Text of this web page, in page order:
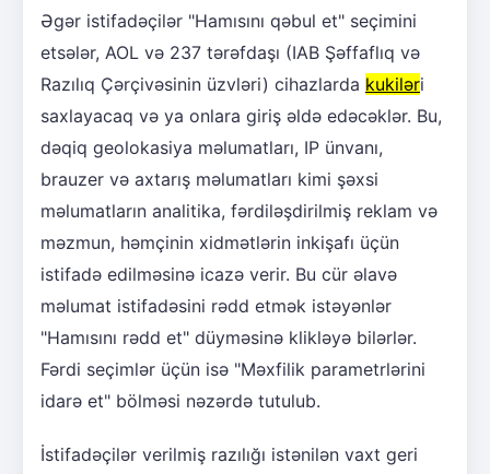
Əgər istifadəçilər "Hamısını qəbul et" seçimini
etsələr, AOL və 237 tərəfdaşı (IAB Şəffaflıq və
Razılıq Çərçivəsinin üzvləri) cihazlarda kukiləri
saxlayacaq və ya onlara giriş əldə edəcəklər. Bu,
dəqiq geolokasiya məlumatları, IP ünvanı,
brauzer və axtarış məlumatları kimi şəxsi
məlumatların analitika, fərdiləşdirilmiş reklam və
məzmun, həmçinin xidmətlərin inkişafı üçün
istifadə edilməsinə icazə verir. Bu cür əlavə
məlumat istifadəsini rədd etmək istəyənlər
"Hamısını rədd et" düyməsinə klikləyə bilərlər.
Fərdi seçimlər üçün isə "Məxfilik parametrlərini
idarə et" bölməsi nəzərdə tutulub.
İstifadəçilər verilmiş razılığı istənilən vaxt geri